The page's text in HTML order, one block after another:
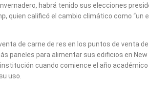
habrá tenido sus elecciones
quien calificó el cambio climático como
de carne de res en los puntos de venta
paneles para alimentar sus edificios en
cuando comience el año
uso.